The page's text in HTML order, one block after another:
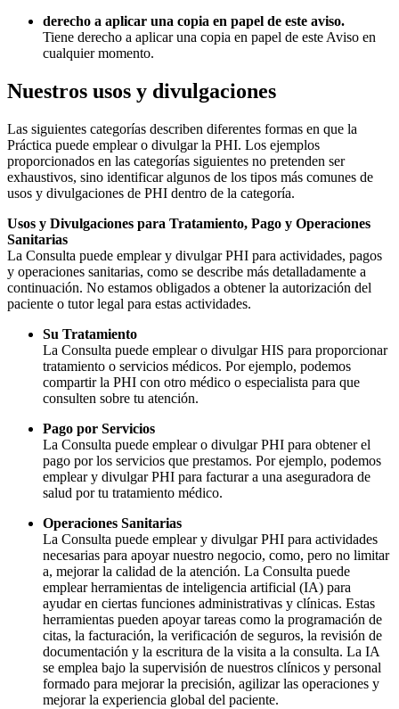
derecho a aplicar una copia en papel de este aviso.
Tiene derecho a aplicar una copia en papel de este Aviso en
cualquier momento.
Nuestros usos y divulgaciones
Las siguientes categorías describen diferentes formas en que la
Práctica puede emplear o divulgar la PHI. Los ejemplos
proporcionados en las categorías siguientes no pretenden ser
exhaustivos, sino identificar algunos de los tipos más comunes de
usos y divulgaciones de PHI dentro de la categoría.
Usos y Divulgaciones para Tratamiento, Pago y Operaciones
Sanitarias
La Consulta puede emplear y divulgar PHI para actividades, pagos
y operaciones sanitarias, como se describe más detalladamente a
continuación. No estamos obligados a obtener la autorización del
paciente o tutor legal para estas actividades.
Su Tratamiento
La Consulta puede emplear o divulgar HIS para proporcionar
tratamiento o servicios médicos. Por ejemplo, podemos
compartir la PHI con otro médico o especialista para que
consulten sobre tu atención.
Pago por Servicios
La Consulta puede emplear o divulgar PHI para obtener el
pago por los servicios que prestamos. Por ejemplo, podemos
emplear y divulgar PHI para facturar a una aseguradora de
salud por tu tratamiento médico.
Operaciones Sanitarias
La Consulta puede emplear y divulgar PHI para actividades
necesarias para apoyar nuestro negocio, como, pero no limitar
a, mejorar la calidad de la atención. La Consulta puede
emplear herramientas de inteligencia artificial (IA) para
ayudar en ciertas funciones administrativas y clínicas. Estas
herramientas pueden apoyar tareas como la programación de
citas, la facturación, la verificación de seguros, la revisión de
documentación y la escritura de la visita a la consulta. La IA
se emplea bajo la supervisión de nuestros clínicos y personal
formado para mejorar la precisión, agilizar las operaciones y
mejorar la experiencia global del paciente.